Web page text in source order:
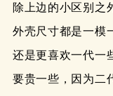
除上边的小区别之
外壳尺寸都是一模
还是更喜欢一代一
要贵一些，因为二